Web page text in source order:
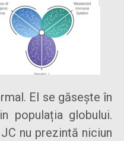
El se găsește în
populația globului.
nu prezintă niciun